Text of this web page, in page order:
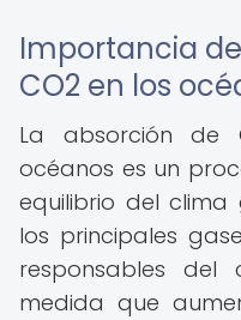
Importancia
CO2 en los
La absorción
océanos es un
equilibrio del clima
los principales
responsables del
medida que